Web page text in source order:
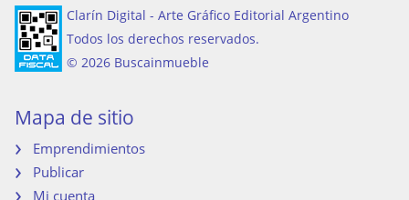
Clarín Digital - Arte Gráfico Editorial Argentino
Todos los derechos reservados.
© 2026 Buscainmueble
Mapa de sitio
Emprendimientos
Publicar
Mi cuenta